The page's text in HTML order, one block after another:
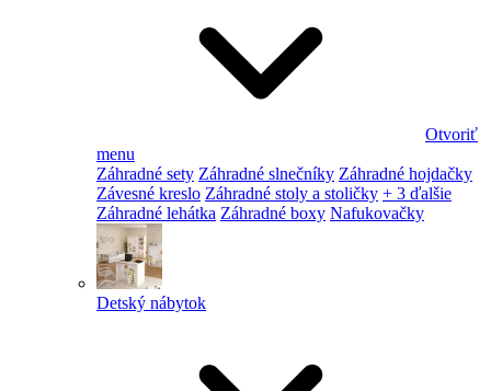
Otvoriť
menu
Záhradné sety Záhradné slnečníky Záhradné hojdačky
Závesné kreslo Záhradné stoly a stoličky + 3 ďalšie
Záhradné lehátka Záhradné boxy Nafukovačky
Detský nábytok